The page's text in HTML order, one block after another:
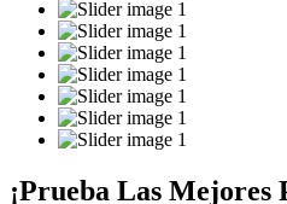
¡Prueba Las Mejores